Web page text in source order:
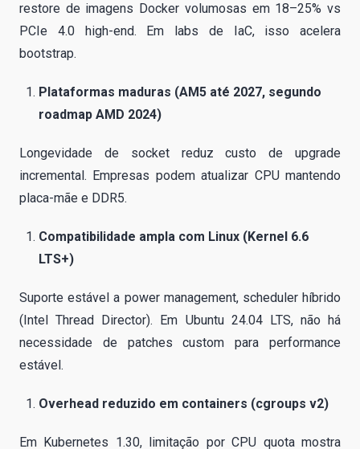
restore de imagens Docker volumosas em 18–25% vs
PCIe 4.0 high-end. Em labs de IaC, isso acelera
bootstrap.
Plataformas maduras (AM5 até 2027, segundo
roadmap AMD 2024)
Longevidade de socket reduz custo de upgrade
incremental. Empresas podem atualizar CPU mantendo
placa-mãe e DDR5.
Compatibilidade ampla com Linux (Kernel 6.6
LTS+)
Suporte estável a power management, scheduler híbrido
(Intel Thread Director). Em Ubuntu 24.04 LTS, não há
necessidade de patches custom para performance
estável.
Overhead reduzido em containers (cgroups v2)
Em Kubernetes 1.30, limitação por CPU quota mostra